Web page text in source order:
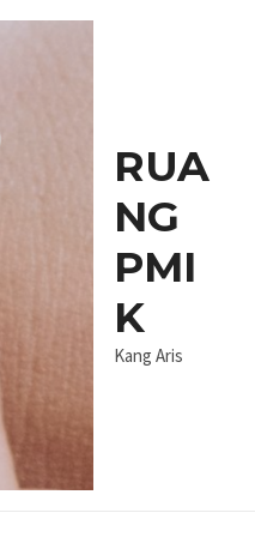
RUA
NG
PMI
K
Kang Aris